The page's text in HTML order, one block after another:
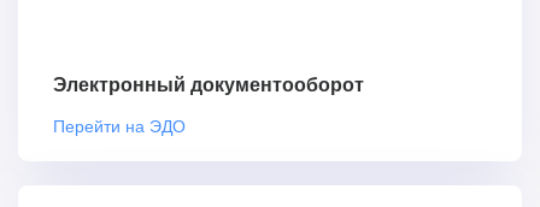
Электронный документооборот
Перейти на ЭДО